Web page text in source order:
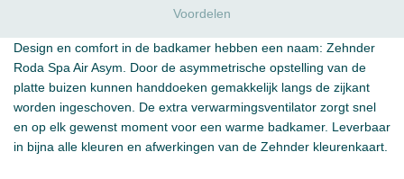
Voordelen
Design en comfort in de badkamer hebben een naam: Zehnder
Roda Spa Air Asym. Door de asymmetrische opstelling van de
platte buizen kunnen handdoeken gemakkelijk langs de zijkant
worden ingeschoven. De extra verwarmingsventilator zorgt snel
en op elk gewenst moment voor een warme badkamer. Leverbaar
in bijna alle kleuren en afwerkingen van de Zehnder kleurenkaart.